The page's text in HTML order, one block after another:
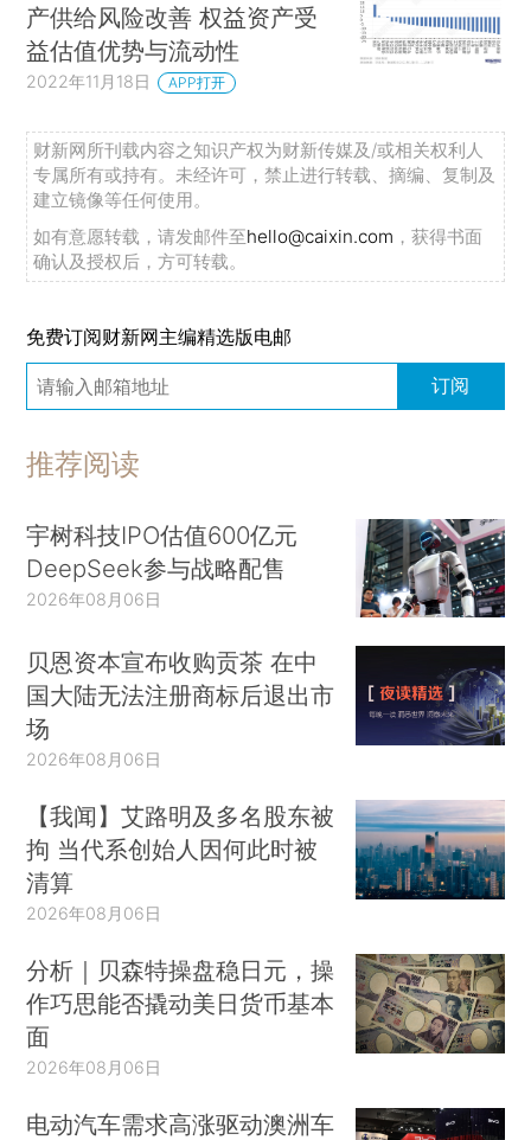
产供给风险改善 权益资产受
益估值优势与流动性
2022年11月18日 APP打开
财新网所刊载内容之知识产权为财新传媒及/或相关权利人
专属所有或持有。未经许可，禁止进行转载、摘编、复制及
建立镜像等任何使用。
如有意愿转载，请发邮件至hello@caixin.com ，获得书面
确认及授权后，方可转载。
免费订阅财新网主编精选版电邮
订阅
推荐阅读
宇树科技IPO估值600亿元
DeepSeek参与战略配售
2026年08月06日
贝恩资本宣布收购贡茶 在中
国大陆无法注册商标后退出市
场
2026年08月06日
【我闻】艾路明及多名股东被
拘 当代系创始人因何此时被
清算
2026年08月06日
分析｜贝森特操盘稳日元，操
作巧思能否撬动美日货币基本
面
2026年08月06日
电动汽车需求高涨驱动澳洲车